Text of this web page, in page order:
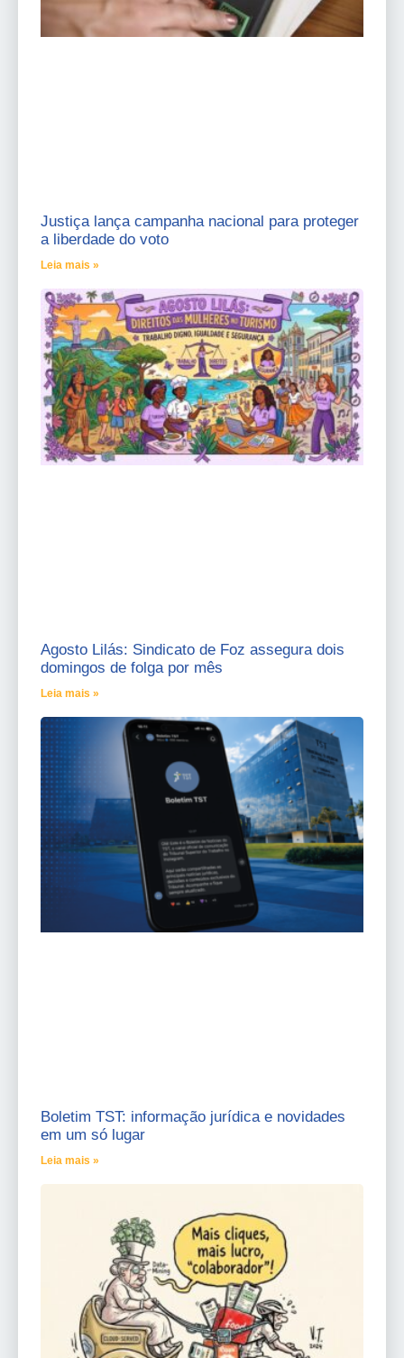
Justiça lança campanha nacional para proteger
a liberdade do voto
Leia mais »
Agosto Lilás: Sindicato de Foz assegura dois
domingos de folga por mês
Leia mais »
Boletim TST: informação jurídica e novidades
em um só lugar
Leia mais »